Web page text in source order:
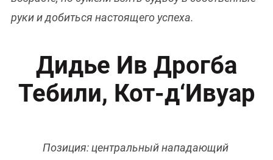
руки и добиться настоящего успеха.
Дидье Ив Дрогба
Тебили, Кот-д‘Ивуар
Позиция: центральный нападающий